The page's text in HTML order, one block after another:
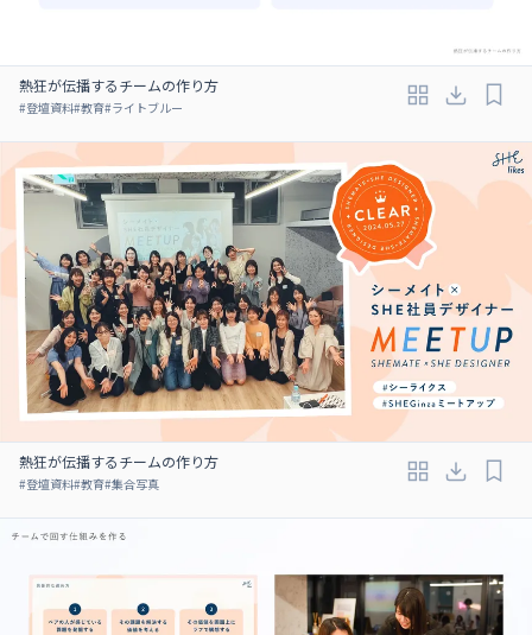
熱狂が伝播するチームの作り方
#登壇資料#教育#ライトブルー
熱狂が伝播するチームの作り方
#登壇資料#教育#集合写真